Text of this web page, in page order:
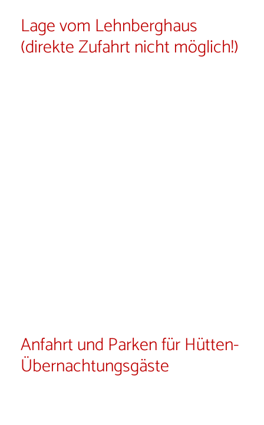
Lage vom Lehnberghaus
(direkte Zufahrt nicht möglich!)
Anfahrt und Parken für Hütten-
Übernachtungsgäste